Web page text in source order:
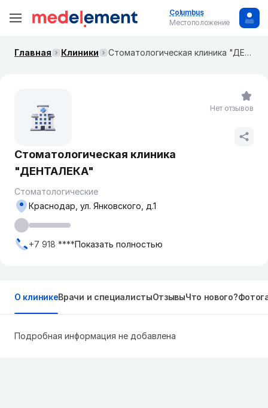
Columbus
Местоположение
Главная Клиники Стоматологическая клиника "ДЕНТАЛЕКА"
Стоматологическая клиника
"ДЕНТАЛЕКА"
Стоматологические
Краснодар, ул. ​Янковского, д.1
+7 918 ****Показать полностью
Нет отзывов
О клиникеВрачи и специалистыОтзывыЧто нового?
Подробная информация не добавлена